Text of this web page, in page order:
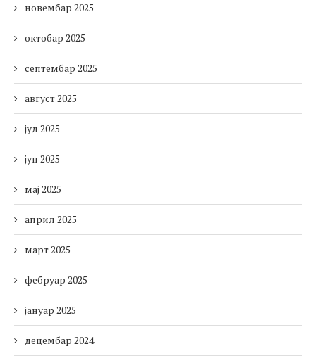
новембар 2025
октобар 2025
септембар 2025
август 2025
јул 2025
јун 2025
мај 2025
април 2025
март 2025
фебруар 2025
јануар 2025
децембар 2024